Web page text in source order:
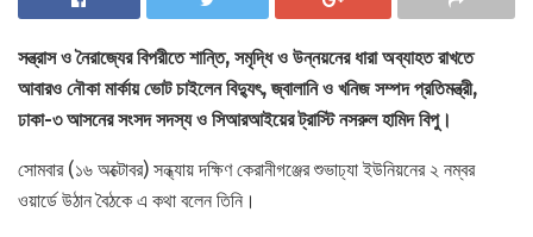
সন্ত্রাস ও নৈরাজ্যের বিপরীতে শান্তি, সমৃদ্ধি ও উন্নয়নের ধারা অব্যাহত রাখতে
আবারও নৌকা মার্কায় ভোট চাইলেন বিদ্যুৎ, জ্বালানি ও খনিজ সম্পদ প্রতিমন্ত্রী,
ঢাকা-৩ আসনের সংসদ সদস্য ও সিআরআইয়ের ট্রাস্টি নসরুল হামিদ বিপু।
সোমবার (১৬ অক্টোবর) সন্ধ্যায় দক্ষিণ কেরানীগঞ্জের শুভাঢ্যা ইউনিয়নের ২ নম্বর
ওয়ার্ডে উঠান বৈঠকে এ কথা বলেন তিনি।